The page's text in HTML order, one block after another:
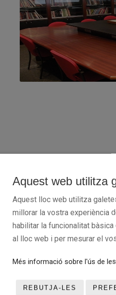
pionera de la Fundació,
organitzats temàticament
i guies de clubs entitats i
Aquest web utilitza
Aquest lloc web utilitza
millorar la vostra experiència
habilitar la funcionalitat
al lloc web i per mesurar el
Més informació sobre l'ús de
REBUTJA-LES